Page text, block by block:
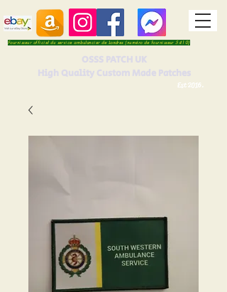
Fournisseur officiel du service ambulancier de Londres (numéro de fournisseur 5410)
Est 2016.